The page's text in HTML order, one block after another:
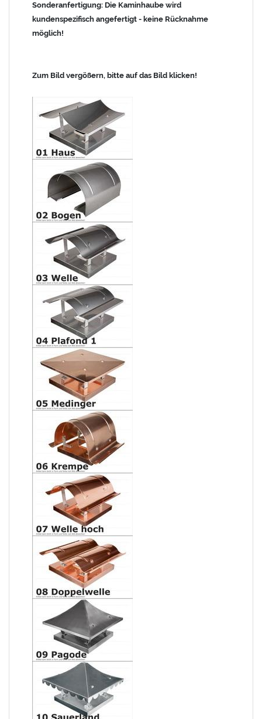
Sonderanfertigung: Die Kaminhaube wird
kundenspezifisch angefertigt - keine Rücknahme
möglich!
Zum Bild vergößern, bitte auf das Bild klicken!